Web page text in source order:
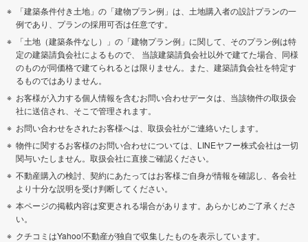
「建築条件付き土地」の「建物プラン例」は、土地購入者の設計プランの一
例であり、プランの採用可否は任意です。
「土地（建築条件なし）」の「建物プラン例」に関して、そのプラン例は特
定の建築請負会社によるもので、 当該建築請負会社以外で建てた場合、同様
のものが同価格で建てられるとは限りません。また、建築請負会社を特定す
るものではありません。
お客様が入力する個人情報を含むお問い合わせデータは、当該物件の取扱会
社に送信され、そこで管理されます。
お問い合わせをされたお客様へは、取扱会社がご連絡いたします。
物件に関するお客様のお問い合わせについては、LINEヤフー株式会社は一切
関与いたしません。取扱会社に直接ご確認ください。
不動産購入の検討、契約にあたってはお客様ご自身が情報を確認し、各会社
より十分な説明を受け判断してください。
本ページの掲載内容は変更される場合があります。あらかじめご了承くださ
い。
クチコミはYahoo!不動産が独自で収集したものを表示しています。